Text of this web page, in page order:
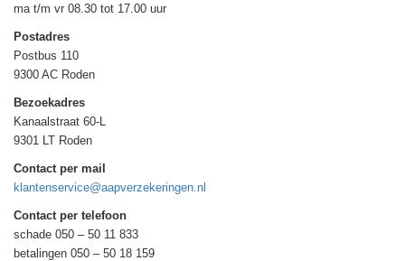
ma t/m vr 08.30 tot 17.00 uur
Postadres
Postbus 110
9300 AC Roden
Bezoekadres
Kanaalstraat 60-L
9301 LT Roden
Contact per mail
klantenservice@aapverzekeringen.nl
Contact per telefoon
schade 050 – 50 11 833
betalingen 050 – 50 18 159